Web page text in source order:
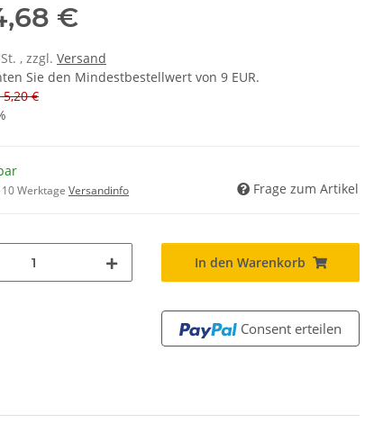
€
, zzgl. Versand
Sie den Mindestbestellwert von 9 EUR.
€
Werktage Versandinfo Frage zum Artikel
In den Warenkorb
Consent erteilen